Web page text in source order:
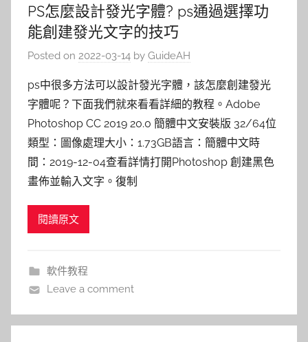
PS怎麼設計發光字體? ps通過選擇功
能創建發光文字的技巧
Posted on 2022-03-14 by GuideAH
ps中很多方法可以設計發光字體，該怎麼創建發光
字體呢？下面我們就來看看詳細的教程。Adobe
Photoshop CC 2019 20.0 簡體中文安裝版 32/64位
類型：圖像處理大小：1.73GB語言：簡體中文時
間：2019-12-04查看詳情打開Photoshop 創建黑色
畫佈並輸入文字。復制
閱讀原文
軟件教程
Leave a comment